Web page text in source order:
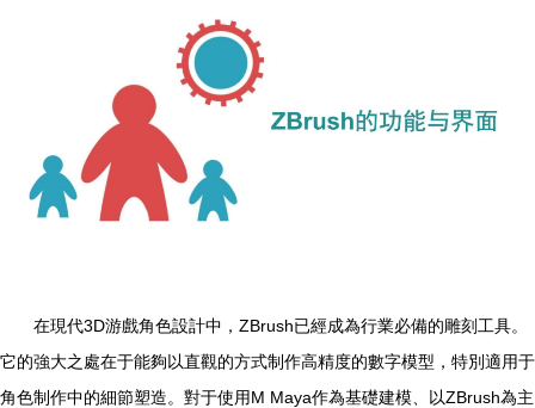
在現代3D游戲角色設計中，ZBrush已經成為行業必備的雕刻工具。
它的強大之處在于能夠以直觀的方式制作高精度的數字模型，特別適用于
角色制作中的細節塑造。對于使用M Maya作為基礎建模、以ZBrush為主